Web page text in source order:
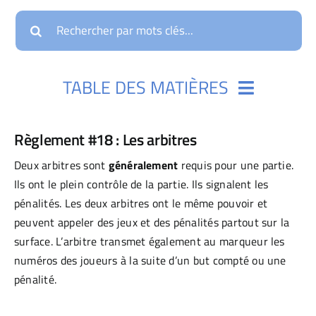
FÊTES & LOCATION
FAQ
Search
for:
TABLE DES MATIÈRES
Section #1 : Surface de Dekhockey
Section #2 : Équipement
Section #3 : Équipes de Dekhockey
Section #4 : Les Arbitres & Marqueurs
Règlement #18 : Les arbitres
Deux arbitres sont généralement requis pour une partie.
Ils ont le plein contrôle de la partie. Ils signalent les
pénalités. Les deux arbitres ont le même pouvoir et
peuvent appeler des jeux et des pénalités partout sur la
surface. L’arbitre transmet également au marqueur les
numéros des joueurs à la suite d’un but compté ou une
pénalité.